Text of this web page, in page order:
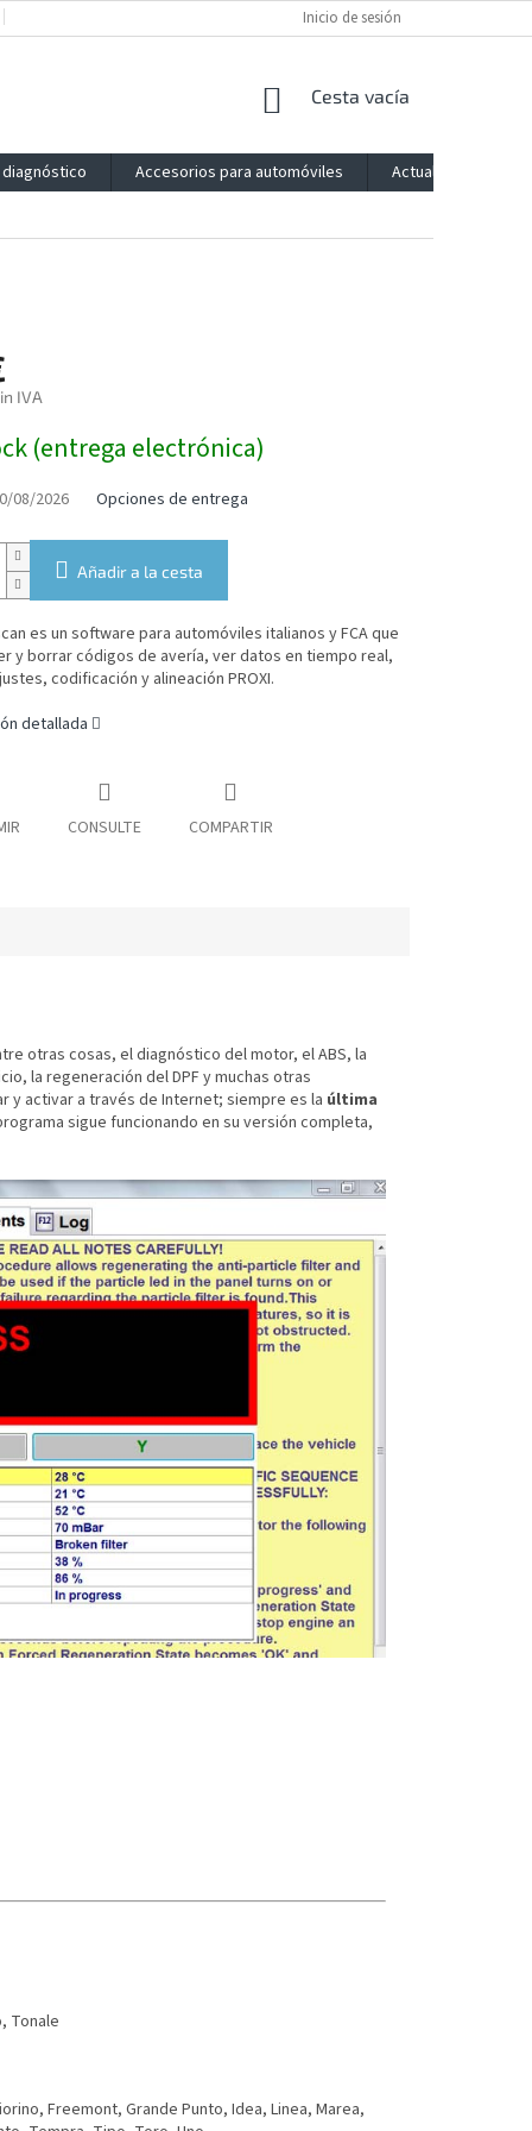
IMPRESSUM BLOG
Inicio de sesión
CESTA
LA
COMPRA
Cesta vacía
Accesorios para automóviles
Actualización
IVA
(entrega electrónica)
08/2026 Opciones de entrega
Añadir a la cesta
es un software para automóviles italianos y FCA que
y borrar códigos de avería, ver datos en tiempo real,
codificación y alineación PROXI.
detallada
CONSULTE COMPARTIR
otras cosas, el diagnóstico del motor, el ABS, la
la regeneración del DPF y muchas otras
y activar a través de Internet; siempre es la última
sigue funcionando en su versión completa,
Tonale
Freemont, Grande Punto, Idea, Linea, Marea,